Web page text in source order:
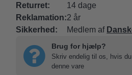
Returret:
14 dage
Reklamation:2 år
Sikkerhed:
Medlem af
Brug for hjælp?
Skriv endelig til os, hvis
denne vare